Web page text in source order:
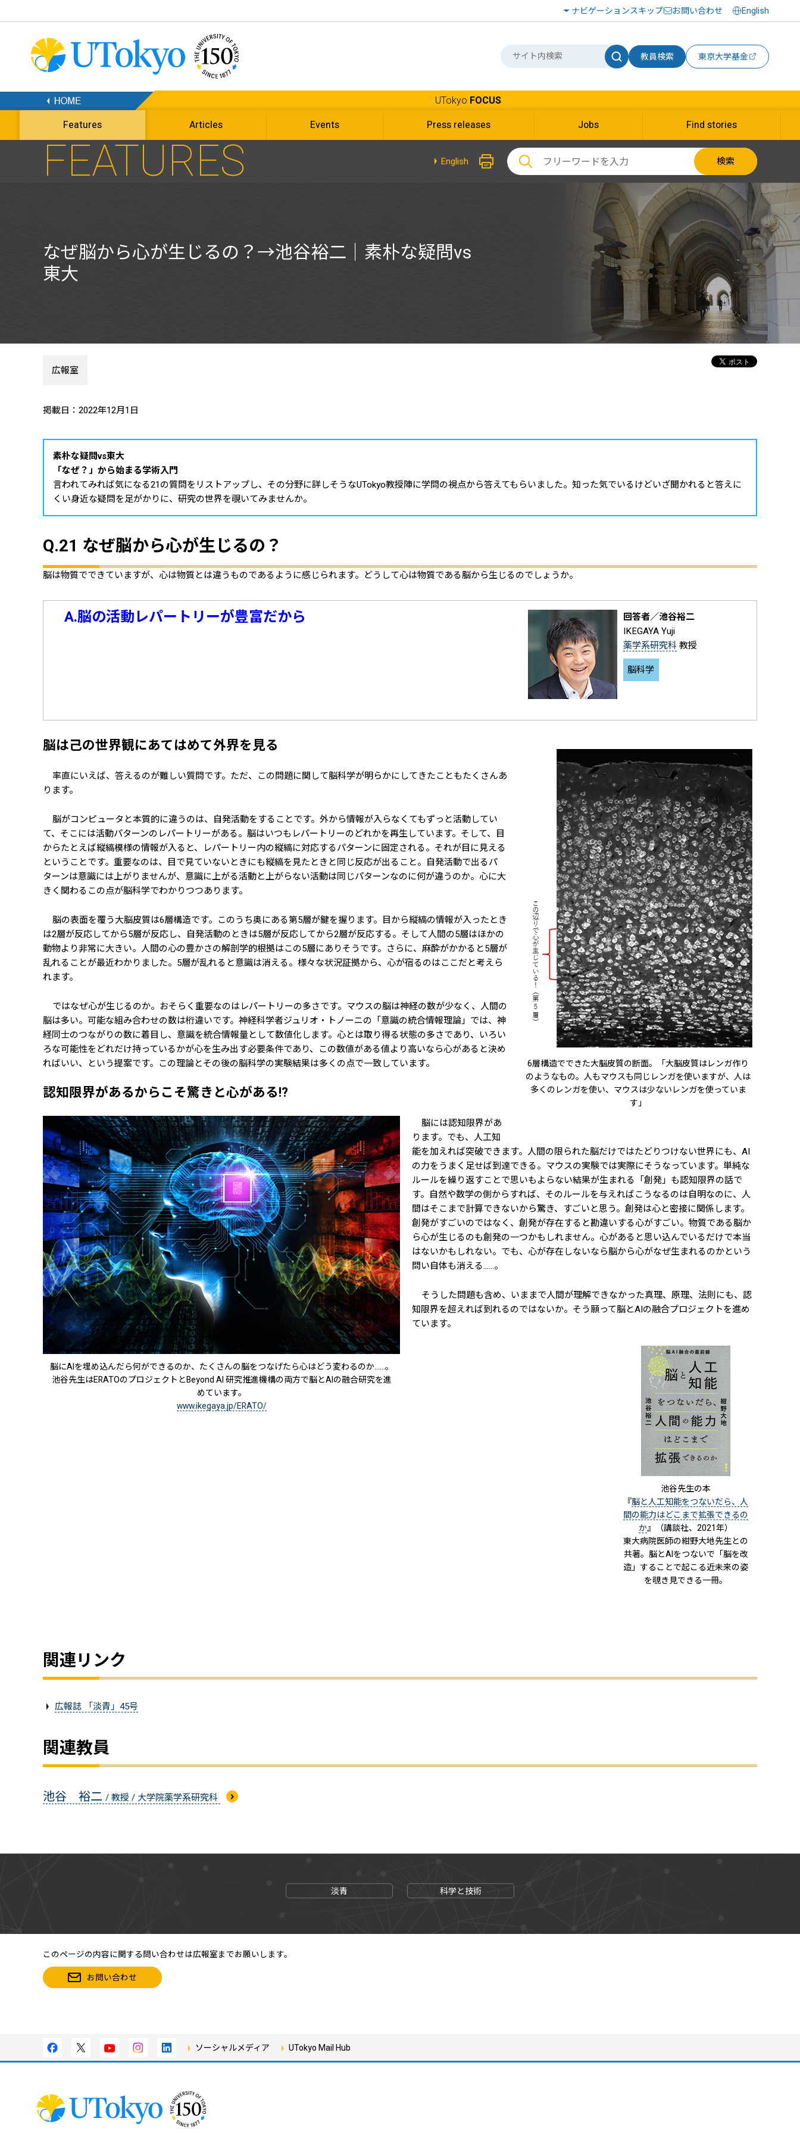
ナビゲーションスキップ お問い合わせ English
教員検索 東京大学基金
UTokyo FOCUS
Features Articles Events Press releases Jobs Find stories
FEATURES English 検索
なぜ脳から心が生じるの？→池谷裕二｜素朴な疑問vs
東大
広報室
掲載日：2022年12月1日
素朴な疑問vs東大
「なぜ？」から始まる学術入門
言われてみれば気になる21の質問をリストアップし、その分野に詳しそうなUTokyo教授陣に学問の視点から答えてもらいました。知った気でいるけどいざ聞かれると答えに
くい身近な疑問を足がかりに、研究の世界を覗いてみませんか。
Q.21 なぜ脳から心が生じるの？
脳は物質でできていますが、心は物質とは違うものであるように感じられます。どうして心は物質である脳から生じるのでしょうか。
A.脳の活動レパートリーが豊富だから
回答者／池谷裕二
IKEGAYA Yuji
薬学系研究科 教授
脳科学
6層構造でできた大脳皮質の断面。「大脳皮質はレンガ作り
のようなもの。人もマウスも同じレンガを使いますが、人は
多くのレンガを使い、マウスは少ないレンガを使っていま
す」
脳は己の世界観にあてはめて外界を見る
率直にいえば、答えるのが難しい質問です。ただ、この問題に関して脳科学が明らかにしてきたこともたくさんあ
ります。
脳がコンピュータと本質的に違うのは、自発活動をすることです。外から情報が入らなくてもずっと活動してい
て、そこには活動パターンのレパートリーがある。脳はいつもレパートリーのどれかを再生しています。そして、目
からたとえば縦縞模様の情報が入ると、レパートリー内の縦縞に対応するパターンに固定される。それが目に見える
ということです。重要なのは、目で見ていないときにも縦縞を見たときと同じ反応が出ること。自発活動で出るパ
ターンは意識には上がりませんが、意識に上がる活動と上がらない活動は同じパターンなのに何が違うのか。心に大
きく関わるこの点が脳科学でわかりつつあります。
脳の表面を覆う大脳皮質は6層構造です。このうち奥にある第5層が鍵を握ります。目から縦縞の情報が入ったとき
は2層が反応してから5層が反応し、自発活動のときは5層が反応してから2層が反応する。そして人間の5層はほかの
動物より非常に大きい。人間の心の豊かさの解剖学的根拠はこの5層にありそうです。さらに、麻酔がかかると5層が
乱れることが最近わかりました。5層が乱れると意識は消える。様々な状況証拠から、心が宿るのはここだと考えら
れます。
ではなぜ心が生じるのか。おそらく重要なのはレパートリーの多さです。マウスの脳は神経の数が少なく、人間の
脳は多い。可能な組み合わせの数は桁違いです。神経科学者ジュリオ・トノーニの「意識の統合情報理論」では、神
経同士のつながりの数に着目し、意識を統合情報量として数値化します。心とは取り得る状態の多さであり、いろい
ろな可能性をどれだけ持っているかが心を生み出す必要条件であり、この数値がある値より高いなら心があると決め
ればいい、という提案です。この理論とその後の脳科学の実験結果は多くの点で一致しています。
認知限界があるからこそ驚きと心がある!?
脳にAIを埋め込んだら何ができるのか、たくさんの脳をつなげたら心はどう変わるのか……。
池谷先生はERATOのプロジェクトとBeyond AI 研究推進機構の両方で脳とAIの融合研究を進
めています。
www.ikegaya.jp/ERATO/
脳には認知限界があ
ります。でも、人工知
能を加えれば突破できます。人間の限られた脳だけではたどりつけない世界にも、AI
の力をうまく足せば到達できる。マウスの実験では実際にそうなっています。単純な
ルールを繰り返すことで思いもよらない結果が生まれる「創発」も認知限界の話で
す。自然や数学の側からすれば、そのルールを与えればこうなるのは自明なのに、人
間はそこまで計算できないから驚き、すごいと思う。創発は心と密接に関係します。
創発がすごいのではなく、創発が存在すると勘違いする心がすごい。物質である脳か
ら心が生じるのも創発の一つかもしれません。心があると思い込んでいるだけで本当
はないかもしれない。でも、心が存在しないなら脳から心がなぜ生まれるのかという
問い自体も消える……。
そうした問題も含め、いままで人間が理解できなかった真理、原理、法則にも、認
知限界を超えれば到れるのではないか。そう願って脳とAIの融合プロジェクトを進め
ています。
池谷先生の本
『脳と人工知能をつないだら、人
間の能力はどこまで拡張できるの
か 』（講談社、2021年）
東大病院医師の紺野大地先生との
共著。脳とAIをつないで「脳を改
造」することで起こる近未来の姿
を覗き見できる一冊。
関連リンク
広報誌 「淡青」45号
関連教員
池谷 裕二 / 教授 / 大学院薬学系研究科
淡青 科学と技術
このページの内容に関する問い合わせは広報室までお願いします。
お問い合わせ
ソーシャルメディア UTokyo Mail Hub